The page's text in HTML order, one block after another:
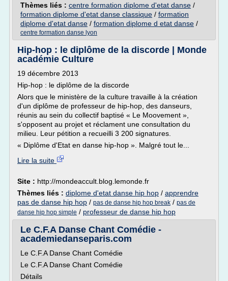
Thèmes liés : centre formation diplome d'etat danse /
formation diplome d'etat danse classique / formation
diplome d'etat danse / formation diplome d etat danse /
centre formation danse lyon
Hip-hop : le diplôme de la discorde | Monde
académie Culture
19 décembre 2013
Hip-hop : le diplôme de la discorde
Alors que le ministère de la culture travaille à la création
d'un diplôme de professeur de hip-hop, des danseurs,
réunis au sein du collectif baptisé « Le Moovement »,
s'opposent au projet et réclament une consultation du
milieu. Leur pétition a recueilli 3 200 signatures.
« Diplôme d'Etat en danse hip-hop ». Malgré tout le...
Lire la suite
Site : http://mondeaccult.blog.lemonde.fr
Thèmes liés : diplome d'etat danse hip hop / apprendre
pas de danse hip hop / pas de danse hip hop break / pas de
danse hip hop simple / professeur de danse hip hop
Le C.F.A Danse Chant Comédie -
academiedanseparis.com
Le C.F.A Danse Chant Comédie
Le C.F.A Danse Chant Comédie
Détails